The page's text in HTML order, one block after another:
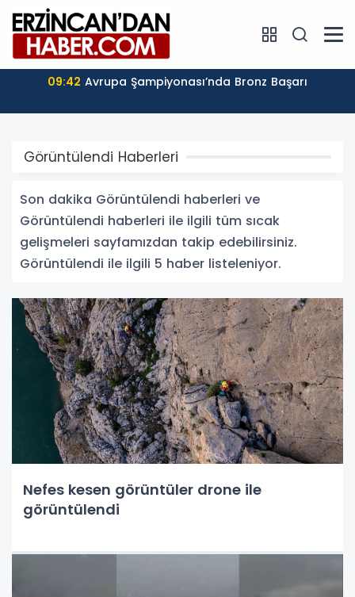
09:42 Avrupa Şampiyonası’nda Bronz Başarı
Görüntülendi Haberleri
Son dakika Görüntülendi haberleri ve
Görüntülendi haberleri ile ilgili tüm sıcak
gelişmeleri sayfamızdan takip edebilirsiniz.
Görüntülendi ile ilgili 5 haber listeleniyor.
Nefes kesen görüntüler drone ile
görüntülendi